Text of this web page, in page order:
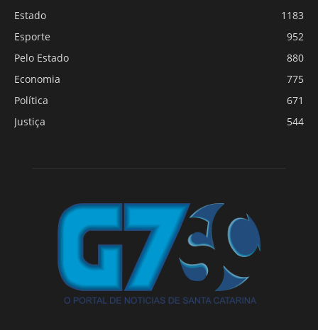
Estado
1183
Esporte
952
Pelo Estado
880
Economia
775
Política
671
Justiça
544